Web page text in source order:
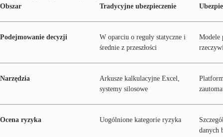
Obszar Tradycyjne ubezpieczenie
Podejmowanie decyzji
W oparciu o reguły statyczne i
średnie z przeszłości
Modele
Narzędzia
Arkusze kalkulacyjne Excel,
systemy silosowe
Ocena ryzyka Uogólnione kategorie ryzyka
danych